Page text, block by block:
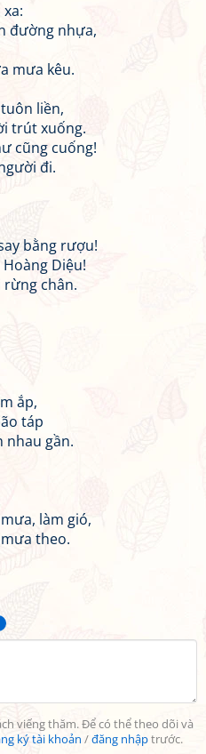
viếng thăm. Để có thể theo dõi và
ký tài khoản /đăng nhậptrước.
đường nhựa,
mưa kêu.
liền,
trút xuống.
cũng cuống!
đi.
bằng rượu!
Diệu!
rừng chân.
ắp,
táp
nhau gần.
làm gió,
theo.